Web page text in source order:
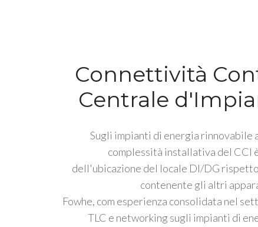
Connettività
Centrale
Sugli impianti di energia rinnovabile
complessità installativa del CCI
dell'ubicazione del locale DI/DG
contenente gli altri
Fowhe, com esperienza consolidata nel
TLC e networking sugli impianti di